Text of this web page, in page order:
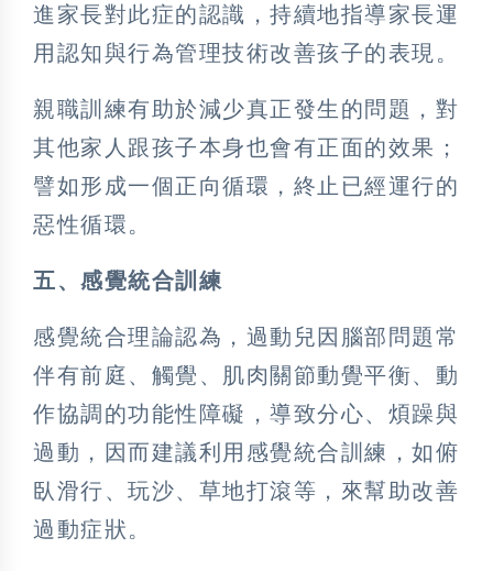
進家長對此症的認識，持續地指導家長運
用認知與行為管理技術改善孩子的表現。
親職訓練有助於減少真正發生的問題，對
其他家人跟孩子本身也會有正面的效果；
譬如形成一個正向循環，終止已經運行的
惡性循環。
五、感覺統合訓練
感覺統合理論認為，過動兒因腦部問題常
伴有前庭、觸覺、肌肉關節動覺平衡、動
作協調的功能性障礙，導致分心、煩躁與
過動，因而建議利用感覺統合訓練，如俯
臥滑行、玩沙、草地打滾等，來幫助改善
過動症狀。